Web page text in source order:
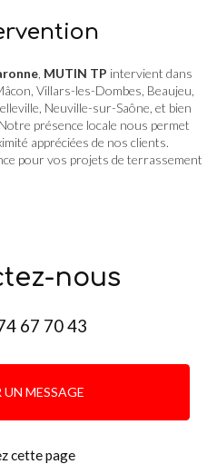
MUTIN TP intervient dans
Villars-les-Dombes, Beaujeu,
Neuville-sur-Saône, et bien
présence locale nous permet
appréciées de nos clients.
pour vos projets de terrassement
nous
67 70 43
UN MESSAGE
cette page